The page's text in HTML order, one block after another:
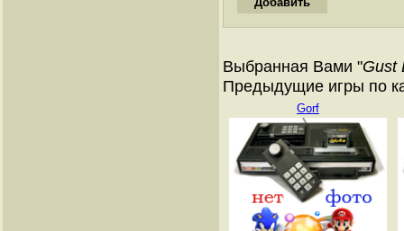
Выбранная Вами "Gust
Предыдущие игры по
Gorf